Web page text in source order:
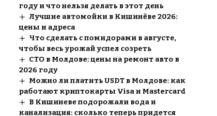
году и что нельзя делать в этот день
Лучшие автомойки в Кишинёве 2026:
цены и адреса
Что сделать с помидорами в августе,
чтобы весь урожай успел созреть
СТО в Молдове: цены на ремонт авто в
2026 году
Можно ли платить USDT в Молдове: как
работают криптокарты Visa и Mastercard
В Кишиневе подорожали вода и
канализация: сколько теперь придется